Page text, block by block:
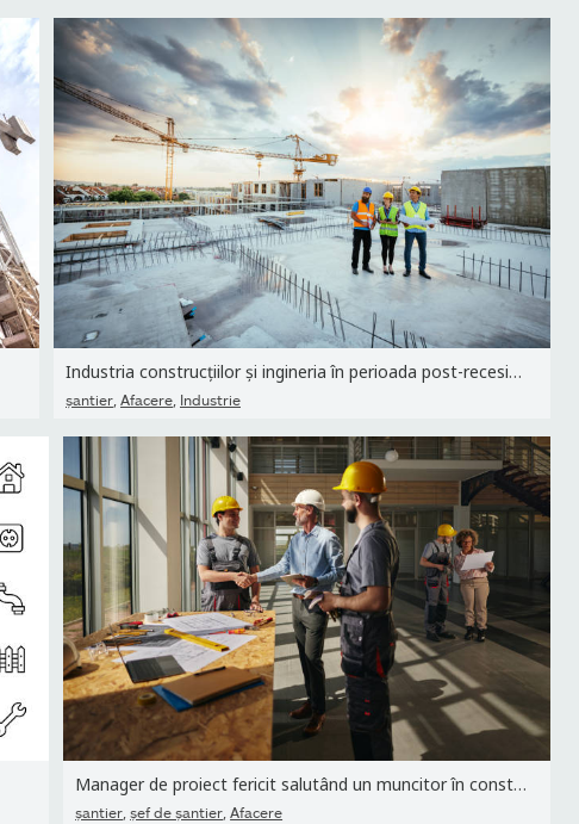
Industria construcțiilor și ingineria în perioada post-recesiune
şantier, Afacere, Industrie
Manager de proiect fericit salutând un muncitor în construcții...
şantier,şef de şantier,Afacere